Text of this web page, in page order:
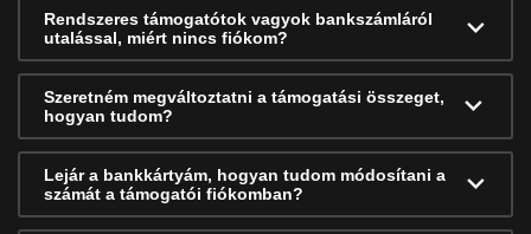
Rendszeres támogatótok vagyok bankszámláról
utalással, miért nincs fiókom?
Szeretném megváltoztatni a támogatási összeget,
hogyan tudom?
Lejár a bankkártyám, hogyan tudom módosítani a
számát a támogatói fiókomban?